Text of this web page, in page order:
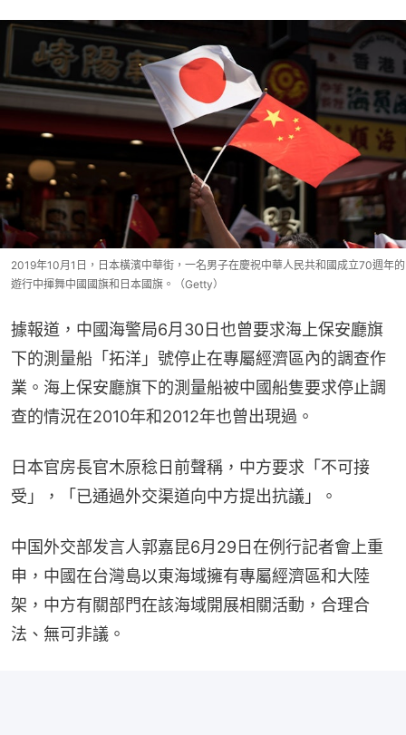
2019年10月1日，日本橫濱中華街，一名男子在慶祝中華人民共和國成立70週年的
遊行中揮舞中國國旗和日本國旗。（Getty）
據報道，中國海警局6月30日也曾要求海上保安廳旗
下的測量船「拓洋」號停止在專屬經濟區內的調查作
業。海上保安廳旗下的測量船被中國船隻要求停止調
查的情況在2010年和2012年也曾出現過。
日本官房長官木原稔日前聲稱，中方要求「不可接
受」，「已通過外交渠道向中方提出抗議」。
中国外交部发言人郭嘉昆6月29日在例行記者會上重
申，中國在台灣島以東海域擁有專屬經濟區和大陸
架，中方有關部門在該海域開展相關活動，合理合
法、無可非議。